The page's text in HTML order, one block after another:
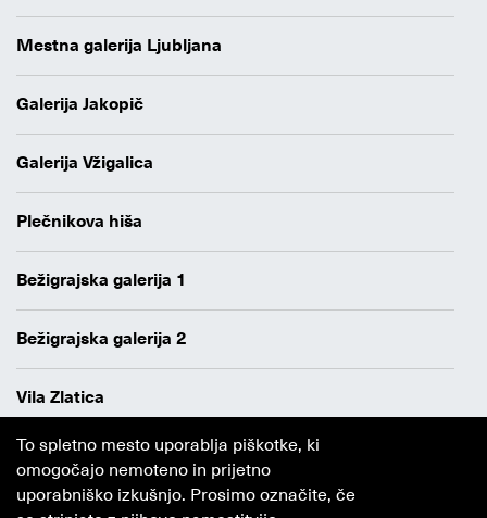
Mestna galerija Ljubljana
Galerija Jakopič
Galerija Vžigalica
Plečnikova hiša
Bežigrajska galerija 1
Bežigrajska galerija 2
Vila Zlatica
Varstvo osebnih podatkov
Avtorji
Obvestilo o piškotkih
To spletno mesto uporablja piškotke, ki
omogočajo nemoteno in prijetno
uporabniško izkušnjo. Prosimo označite, če